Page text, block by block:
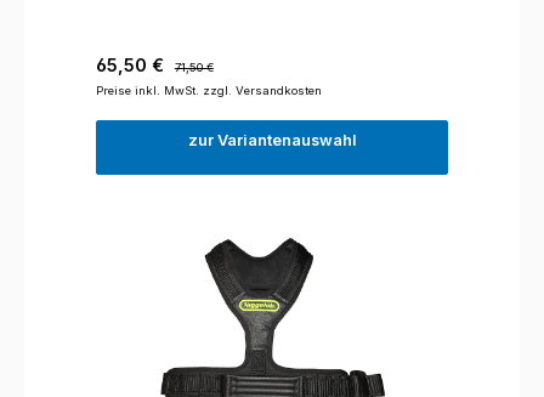
Verkaufspreis:
65,50 €
71,50 €
Preise inkl. MwSt. zzgl. Versandkosten
zur Variantenauswahl